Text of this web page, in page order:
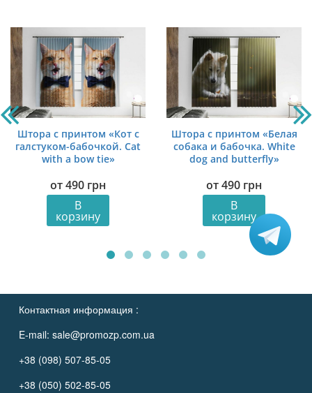
Штора с принтом «Кот с
галстуком-бабочкой. Cat
with a bow tie»
от490 грн
В
корзину
Штора с принтом «Белая
собака и бабочка. White
dog and butterfly»
от490 грн
В
корзину
Контактная информация :
E-mail: sale@promozp.com.ua
+38 (098) 507-85-05
+38 (050) 502-85-05